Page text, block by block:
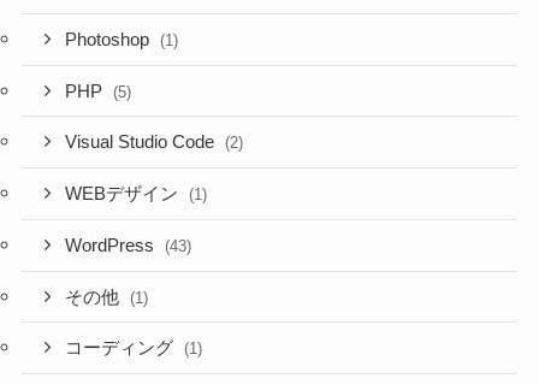
Photoshop (1)
PHP (5)
Visual Studio Code (2)
WEBデザイン (1)
WordPress (43)
その他 (1)
コーディング (1)